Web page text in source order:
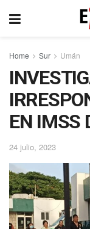
Home Sur Umán
EN IMSS
24 julio, 2023